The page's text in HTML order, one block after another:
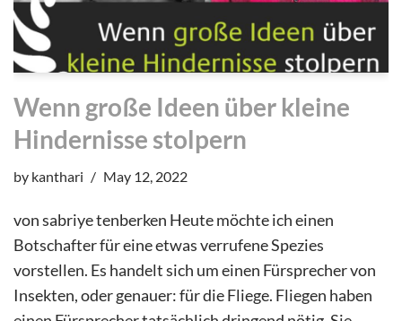
Wenn große Ideen über kleine
Hindernisse stolpern
by kanthari May 12, 2022
von sabriye tenberken Heute möchte ich einen
Botschafter für eine etwas verrufene Spezies
vorstellen. Es handelt sich um einen Fürsprecher von
Insekten, oder genauer: für die Fliege. Fliegen haben